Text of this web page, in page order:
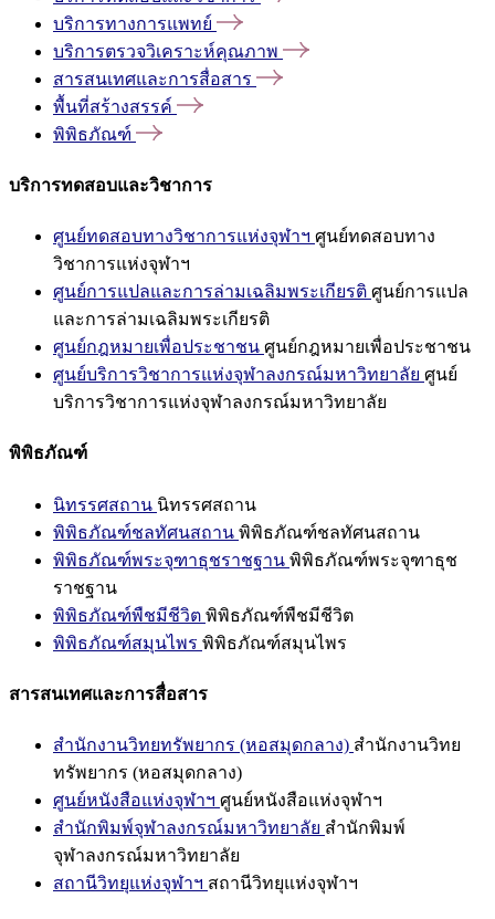
บริการทางการแพทย์
บริการตรวจวิเคราะห์คุณภาพ
สารสนเทศและการสื่อสาร
พื้นที่สร้างสรรค์
พิพิธภัณฑ์
บริการทดสอบและวิชาการ
ศูนย์ทดสอบทางวิชาการแห่งจุฬาฯ ศูนย์ทดสอบทาง
วิชาการแห่งจุฬาฯ
ศูนย์การแปลและการล่ามเฉลิมพระเกียรติ ศูนย์การแปล
และการล่ามเฉลิมพระเกียรติ
ศูนย์กฎหมายเพื่อประชาชน ศูนย์กฎหมายเพื่อประชาชน
ศูนย์บริการวิชาการแห่งจุฬาลงกรณ์มหาวิทยาลัย ศูนย์
บริการวิชาการแห่งจุฬาลงกรณ์มหาวิทยาลัย
พิพิธภัณฑ์
นิทรรศสถาน นิทรรศสถาน
พิพิธภัณฑ์ชลทัศนสถาน พิพิธภัณฑ์ชลทัศนสถาน
พิพิธภัณฑ์พระจุฑาธุชราชฐาน พิพิธภัณฑ์พระจุฑาธุช
ราชฐาน
พิพิธภัณฑ์พืชมีชีวิต พิพิธภัณฑ์พืชมีชีวิต
พิพิธภัณฑ์สมุนไพร พิพิธภัณฑ์สมุนไพร
สารสนเทศและการสื่อสาร
สำนักงานวิทยทรัพยากร (หอสมุดกลาง) สำนักงานวิทย
ทรัพยากร (หอสมุดกลาง)
ศูนย์หนังสือแห่งจุฬาฯ ศูนย์หนังสือแห่งจุฬาฯ
สำนักพิมพ์จุฬาลงกรณ์มหาวิทยาลัย สำนักพิมพ์
จุฬาลงกรณ์มหาวิทยาลัย
สถานีวิทยุแห่งจุฬาฯ สถานีวิทยุแห่งจุฬาฯ